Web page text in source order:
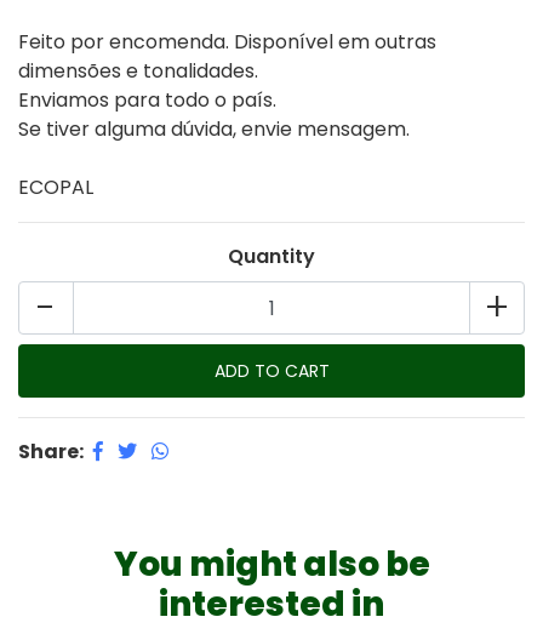
Feito por encomenda. Disponível em outras
dimensões e tonalidades.
Enviamos para todo o país.
Se tiver alguma dúvida, envie mensagem.
ECOPAL
Quantity
+
-
Share:
You might also be
interested in